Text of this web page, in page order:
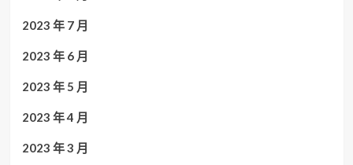
2023 年 7 月
2023 年 6 月
2023 年 5 月
2023 年 4 月
2023 年 3 月